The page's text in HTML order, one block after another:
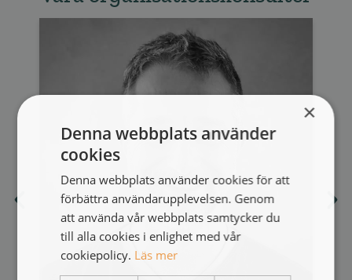
×
Denna webbplats använder
cookies
Denna webbplats använder cookies för att
förbättra användarupplevelsen. Genom
att använda vår webbplats samtycker du
till alla cookies i enlighet med vår
cookiepolicy. Läs mer